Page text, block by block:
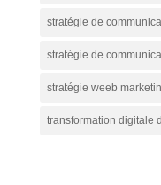
stratégie de
stratégie de
stratégie weeb
transformation digitale